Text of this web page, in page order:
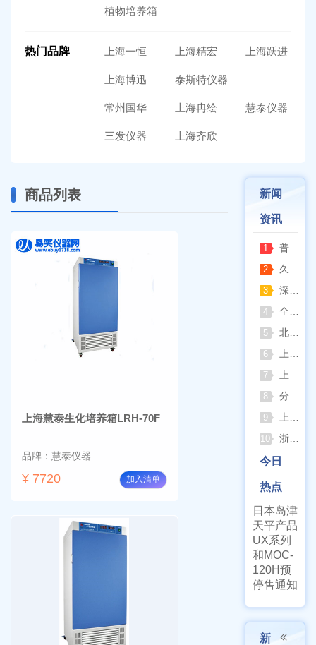
植物培养箱
热门品牌 上海一恒 上海精宏 上海跃进
上海博迅 泰斯特仪器
常州国华 上海冉绘 慧泰仪器
三发仪器 上海齐欣
商品列表
上海慧泰生化培养箱LRH-70F
品牌：慧泰仪器
¥ 7720 加入清单
新闻
资讯
1 普通烘箱和耐腐蚀烘箱区分
2 久兴医疗高压蒸汽灭菌器：制药科研灭菌的可靠之选
3 深那静音超声波清洗仪：科研洁净新标准，安静高效更安心
4 全自动凯氏定氮仪测定焦炭中氮 上海纤检助力焦化行业精准检测
5 北京六一电泳仪完整选型指南（分电泳槽 + 电源两大模块，按实验场景直接匹配）
6 上海仪电吸光光度法和荧光分析法的异同
7 上海佑科GC-7860系列网络化气相色谱仪
8 分清生物安全柜与洁净工作台 苏州安泰科普两类设备差异
9 上海申安灭菌器外排、内排与干燥功能全解析
10 浙江孚夏：打造合规可靠的实验室洁净装备
今日
热点
日本岛津
天平产品
UX系列
和MOC-
120H预
停售通知
新